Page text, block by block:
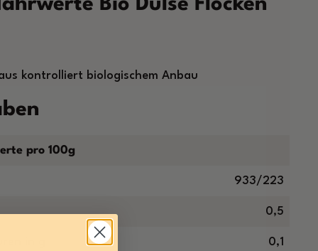
Bio Dulse Flocken
kontrolliert biologischem Anbau
pro 100g
933/223
0,5
0,1